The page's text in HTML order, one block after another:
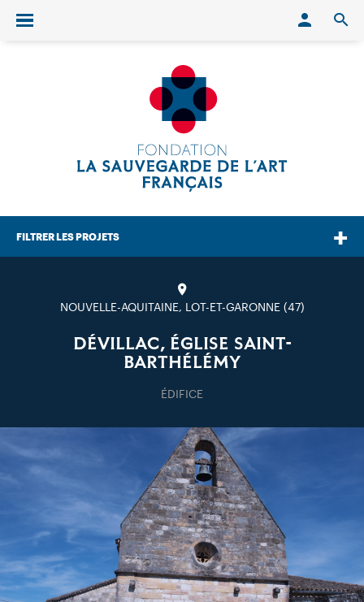
Ouvrir/fermer le menu
FILTRER LES PROJETS
NOUVELLE-AQUITAINE, LOT-ET-GARONNE (47)
DÉVILLAC, ÉGLISE SAINT-
BARTHÉLÉMY
ÉDIFICE